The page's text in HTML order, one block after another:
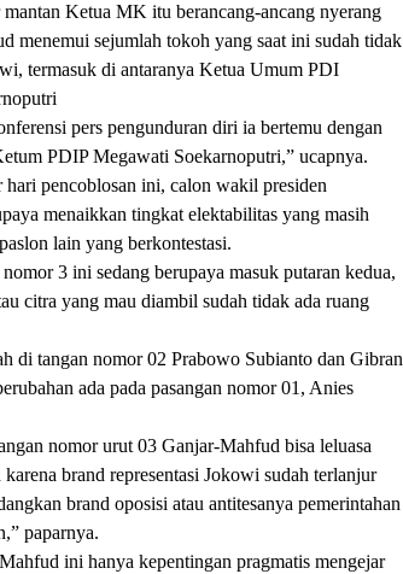
Ketua MK itu berancang-ancang nyerang
menemui sejumlah tokoh yang saat ini sudah tidak
termasuk di antaranya Ketua Umum PDI
pers pengunduran diri ia bertemu dengan
PDIP Megawati Soekarnoputri,” ucapnya.
pencoblosan ini, calon wakil presiden
menaikkan tingkat elektabilitas yang masih
lain yang berkontestasi.
3 ini sedang berupaya masuk putaran kedua,
citra yang mau diambil sudah tidak ada ruang
di tangan nomor 02 Prabowo Subianto dan Gibran
ada pada pasangan nomor 01, Anies
nomor urut 03 Ganjar-Mahfud bisa leluasa
brand representasi Jokowi sudah terlanjur
brand oposisi atau antitesanya pemerintahan
paparnya.
ini hanya kepentingan pragmatis mengejar